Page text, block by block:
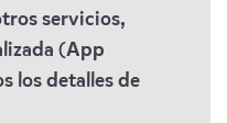
servicios,
(App
los detalles de